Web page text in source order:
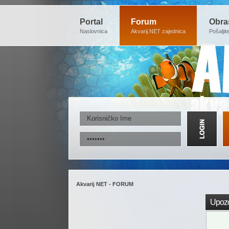
Portal
Naslovnica
Forum
Akvarij.NET zajednica
Akvarij NET - FORUM